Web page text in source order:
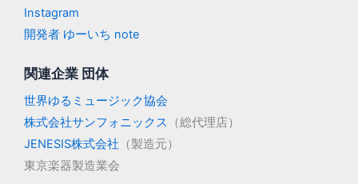
Instagram
開発者 ゆーいち note
関連企業 団体
世界ゆるミュージック協会
株式会社サンフォニックス
（総代理店）
JENESIS株式会社 （製造元）
東京楽器製造業会